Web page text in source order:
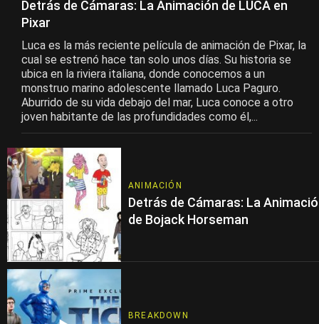
Detrás de Cámaras: La Animación de LUCA en
Pixar
Luca es la más reciente película de animación de Pixar, la
cual se estrenó hace tan solo unos días. Su historia se
ubica en la riviera italiana, donde conocemos a un
monstruo marino adolescente llamado Luca Paguro.
Aburrido de su vida debajo del mar, Luca conoce a otro
joven habitante de las profundidades como él,...
ANIMACIÓN
Detrás de Cámaras: La
de Bojack Horseman
BREAKDOWN